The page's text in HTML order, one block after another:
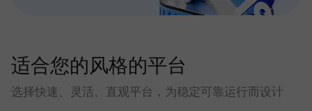
适合您的风格的平台
选择快速、灵活、直观平台，为稳定可靠运行而设计